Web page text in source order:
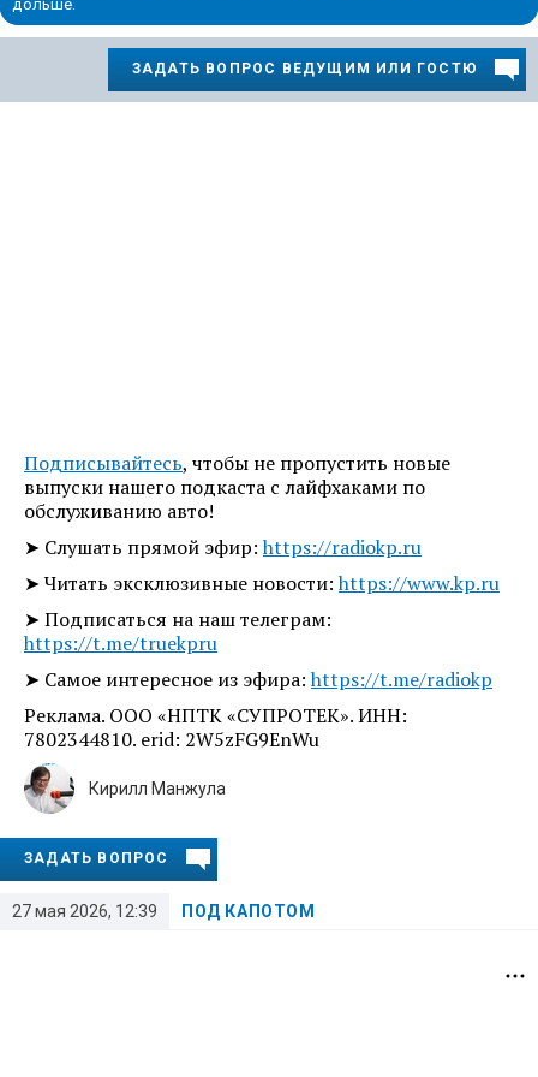
дольше.
ЗАДАТЬ ВОПРОС ВЕДУЩИМ ИЛИ ГОСТЮ
Подписывайтесь, чтобы не пропустить новые
выпуски нашего подкаста с лайфхаками по
обслуживанию авто!
➤ Слушать прямой эфир:https://radiokp.ru
➤ Читать эксклюзивные новости:https://www.kp.ru
➤ Подписаться на наш телеграм:
https://t.me/truekpru
➤ Самое интересное из эфира:https://t.me/radiokp
Реклама. ООО «НПТК «СУПРОТЕК». ИНН:
7802344810. erid: 2W5zFG9EnWu
27 мая 2026, 12:39 ПОД КАПОТОМ
Кирилл Манжула
ЗАДАТЬ ВОПРОС